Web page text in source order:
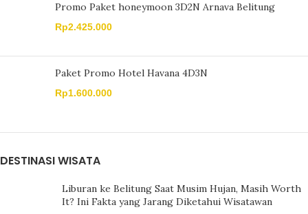
Promo Paket honeymoon 3D2N Arnava Belitung
Rp2.425.000
Paket Promo Hotel Havana 4D3N
Rp1.600.000
DESTINASI WISATA
Liburan ke Belitung Saat Musim Hujan, Masih Worth
It? Ini Fakta yang Jarang Diketahui Wisatawan